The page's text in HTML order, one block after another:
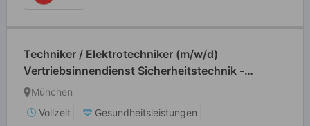
Techniker / Elektrotechniker (m/w/d)
Vertriebsinnendienst Sicherheitstechnik -
München
München
Vollzeit
Gesundheitsleistungen